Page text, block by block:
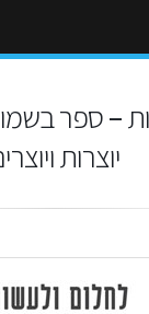
יוצרות ויוצרים